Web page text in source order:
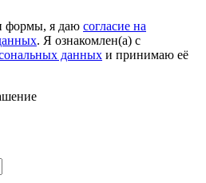
формы, я даю согласие на
. Я ознакомлен(а) с
данных и принимаю её